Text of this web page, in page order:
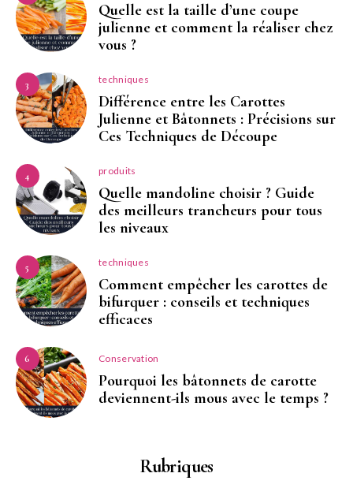
Quelle est la taille d’une coupe
julienne et comment la réaliser chez
vous ?
3 techniques
Différence entre les Carottes
Julienne et Bâtonnets : Précisions sur
Ces Techniques de Découpe
4 produits
Quelle mandoline choisir ? Guide
des meilleurs trancheurs pour tous
les niveaux
5 techniques
Comment empêcher les carottes de
bifurquer : conseils et techniques
efficaces
6 Conservation
Pourquoi les bâtonnets de carotte
deviennent-ils mous avec le temps ?
Rubriques